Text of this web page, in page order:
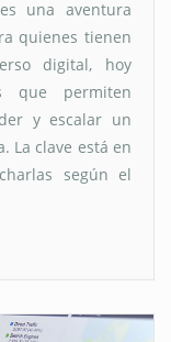
una aventura
quienes tienen
digital, hoy
que permiten
y escalar un
La clave está en
según el